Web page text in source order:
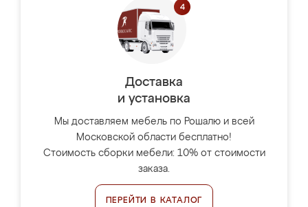
Доставка
и установка
Мы доставляем мебель по Рошалю и всей
Московской области бесплатно!
Стоимость сборки мебели: 10% от стоимости
заказа.
ПЕРЕЙТИ В КАТАЛОГ